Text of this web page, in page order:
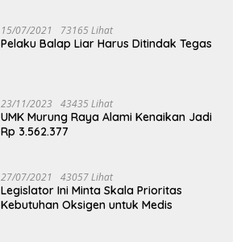
15/07/2021 73165 Lihat
Pelaku Balap Liar Harus Ditindak Tegas
23/11/2023 43435 Lihat
UMK Murung Raya Alami Kenaikan Jadi
Rp 3.562.377
27/07/2021 43057 Lihat
Legislator Ini Minta Skala Prioritas
Kebutuhan Oksigen untuk Medis